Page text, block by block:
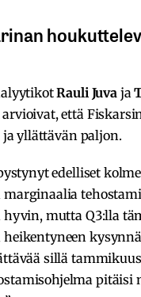
Rauli Juva ja
arvioivat, että
yllättävän paljon.
edelliset
marginaalia
mutta Q3:lla
heikentyneen
sillä
pitäisi